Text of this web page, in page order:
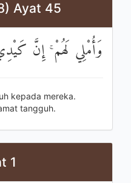
Ayat 45
وَأُمْلِي لَهُمْ ۚ إِنَّ
kepada mereka.
tangguh.
1